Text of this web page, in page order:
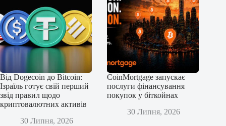
Від Dogecoin до Bitcoin:
Ізраїль готує свій перший
звід правил щодо
криптовалютних активів
30 Липня, 2026
CoinMortgage запускає
послуги фінансування
покупок у біткойнах
30 Липня, 2026